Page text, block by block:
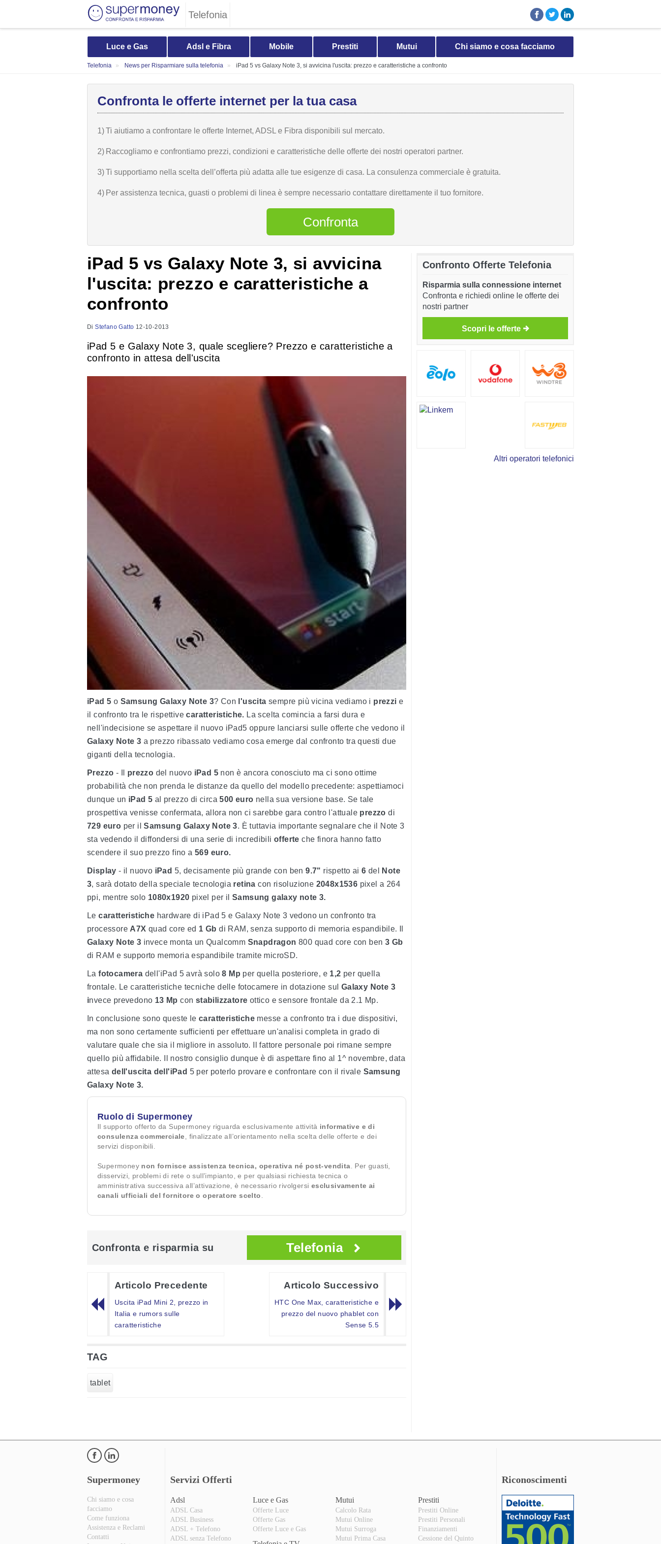
Telefonia
Luce e Gas Adsl e Fibra Mobile Prestiti Mutui Chi siamo e cosa facciamo
Telefonia News per Risparmiare sulla telefonia iPad 5 vs Galaxy Note 3, si avvicina l'uscita: prezzo e caratteristiche a confronto
Confronta le offerte internet per la tua casa
1)Ti aiutiamo a confrontare le offerte Internet, ADSL e Fibra disponibili sul mercato.
2) Raccogliamo e confrontiamo prezzi, condizioni e caratteristiche delle offerte dei nostri operatori partner.
3)Ti supportiamo nella scelta dell’offerta più adatta alle tue esigenze di casa. La consulenza commerciale è gratuita.
4) Per assistenza tecnica, guasti o problemi di linea è sempre necessario contattare direttamente il tuo fornitore.
Confronta
iPad 5 vs Galaxy Note 3, si avvicina
l'uscita: prezzo e caratteristiche a
confronto
DiStefano Gatto 12-10-2013
iPad 5 e Galaxy Note 3, quale scegliere? Prezzo e caratteristiche a
confronto in attesa dell'uscita
iPad 5 o Samsung Galaxy Note 3? Con l'uscita sempre più vicina vediamo i prezzi e
il confronto tra le rispettivecaratteristiche. La scelta comincia a farsi dura e
nell'indecisione se aspettare il nuovo iPad5 oppure lanciarsi sulle offerte che vedono il
Galaxy Note 3 a prezzo ribassato vediamo cosa emerge dal confronto tra questi due
giganti della tecnologia.
Prezzo - Il prezzo del nuovo iPad 5 non è ancora conosciuto ma ci sono ottime
probabilità che non prenda le distanze da quello del modello precedente: aspettiamoci
dunque un iPad 5 al prezzo di circa500 euro nella sua versione base. Se tale
prospettiva venisse confermata, allora non ci sarebbe gara contro l'attuale prezzo di
729 euro per ilSamsung Galaxy Note 3. È tuttavia importante segnalare che il Note 3
sta vedendo il diffondersi di una serie di incredibili offerte che finora hanno fatto
scendere il suo prezzo fino a 569 euro.
Display - il nuovo iPad 5, decisamente più grande con ben9.7" rispetto ai6 del
Note
3, sarà dotato della speciale tecnologia retina con risoluzione 2048x1536 pixel a 264
ppi, mentre solo 1080x1920 pixel per ilSamsung galaxy note 3.
Lecaratteristiche hardware di iPad 5 e Galaxy Note 3 vedono un confronto tra
processore A7X quad core ed 1 Gb di RAM, senza supporto di memoria espandibile. Il
Galaxy Note 3 invece monta un Qualcomm Snapdragon 800 quad core con ben 3 Gb
di RAM e supporto memoria espandibile tramite microSD.
Lafotocamera dell'iPad 5 avrà solo8 Mp per quella posteriore, e 1,2 per quella
frontale. Le caratteristiche tecniche delle fotocamere in dotazione sul Galaxy Note 3
invece prevedono 13 Mp con stabilizzatore ottico e sensore frontale da 2.1 Mp.
In conclusione sono queste le caratteristiche messe a confronto tra i due dispositivi,
ma non sono certamente sufficienti per effettuare un'analisi completa in grado di
valutare quale che sia il migliore in assoluto. Il fattore personale poi rimane sempre
quello più affidabile. Il nostro consiglio dunque è di aspettare fino al 1^ novembre, data
attesa dell'uscita dell'iPad 5 per poterlo provare e confrontare con il rivale Samsung
Galaxy Note 3.
Ruolo di Supermoney
Il supporto offerto da Supermoney riguarda esclusivamente attività informative e di
consulenza commerciale , finalizzate all’orientamento nella scelta delle offerte e dei
servizi disponibili.
Supermoney non fornisce assistenza tecnica, operativa né post-vendita . Per guasti,
disservizi, problemi di rete o sull’impianto, e per qualsiasi richiesta tecnica o
amministrativa successiva all’attivazione, è necessario rivolgersi esclusivamente ai
canali ufficiali del fornitore o operatore scelto
Confronta e risparmia su Telefonia
Articolo Precedente
Uscita iPad Mini 2, prezzo in
Italia e rumors sulle
caratteristiche
Articolo Successivo
HTC One Max, caratteristiche e
prezzo del nuovo phablet con
Sense 5.5
TAG
tablet
Confronto Offerte Telefonia
Risparmia sulla connessione internet
Confronta e richiedi online le offerte dei
nostri partner
Scopri le offerte
Altri operatori telefonici
Supermoney
Chi siamo e cosa
facciamo
Come funziona
Assistenza e Reclami
Contatti
Servizi Offerti
Adsl
ADSL Casa
ADSL Business
ADSL + Telefono
ADSL senza Telefono
Luce e Gas
Offerte Luce
Offerte Gas
Offerte Luce e Gas
Mutui
Calcolo Rata
Mutui Online
Mutui Surroga
Mutui Prima Casa
Prestiti
Prestiti Online
Prestiti Personali
Finanziamenti
Cessione del Quinto
Riconoscimenti